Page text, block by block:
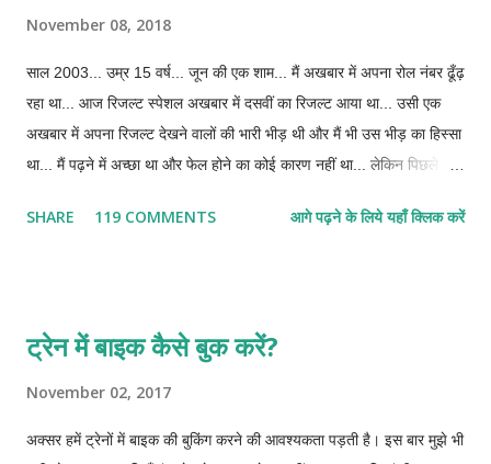
November 08, 2018
साल 2003... उम्र 15 वर्ष... जून की एक शाम... मैं अखबार में अपना रोल नंबर ढूँढ़
रहा था... आज रिजल्ट स्पेशल अखबार में दसवीं का रिजल्ट आया था... उसी एक
अखबार में अपना रिजल्ट देखने वालों की भारी भीड़ थी और मैं भी उस भीड़ का हिस्सा
था... मैं पढ़ने में अच्छा था और फेल होने का कोई कारण नहीं था... लेकिन पिछले दो-
का मौका नहीं मिलेगा... घर की आर्थिक हालत ऐसी नहीं थी कि मुझे दसवीं करने का
नजरें बारीक-बारीक अक्षरों में लिखे पूरे जिले के लाखों रोल नंबरों में से उस एक रोल
दशा में मुझे किस दिशा में भागना था और घर से कितने समय के लिए गायब रहना था,
SHARE 119 COMMENTS आगे पढ़ने के लिये यहाँ क्लिक करें
ट्रेन में बाइक कैसे बुक करें?
November 02, 2017
अक्सर हमें ट्रेनों में बाइक की बुकिंग करने की आवश्यकता पड़ती है। इस बार मुझे भी